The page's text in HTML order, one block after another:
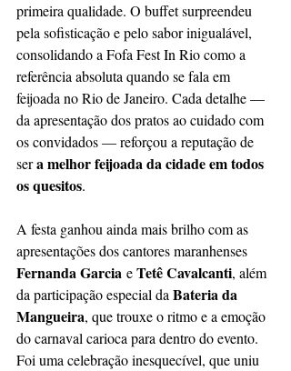
primeira qualidade. O buffet surpreendeu
pela sofisticação e pelo sabor inigualável,
consolidando a Fofa Fest In Rio como a
referência absoluta quando se fala em
feijoada no Rio de Janeiro. Cada detalhe —
da apresentação dos pratos ao cuidado com
os convidados — reforçou a reputação de
ser a melhor feijoada da cidade em todos
os quesitos.
A festa ganhou ainda mais brilho com as
apresentações dos cantores maranhenses
Fernanda Garcia e Tetê Cavalcanti, além
da participação especial da Bateria da
Mangueira, que trouxe o ritmo e a emoção
do carnaval carioca para dentro do evento.
Foi uma celebração inesquecível, que uniu